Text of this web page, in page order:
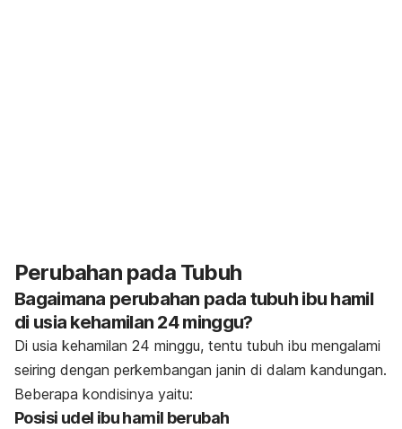
Perubahan pada Tubuh
Bagaimana perubahan pada tubuh ibu hamil
di usia kehamilan 24 minggu?
Di usia kehamilan 24 minggu, tentu tubuh ibu mengalami
seiring dengan perkembangan janin di dalam kandungan.
Beberapa kondisinya yaitu:
Posisi udel ibu hamil berubah